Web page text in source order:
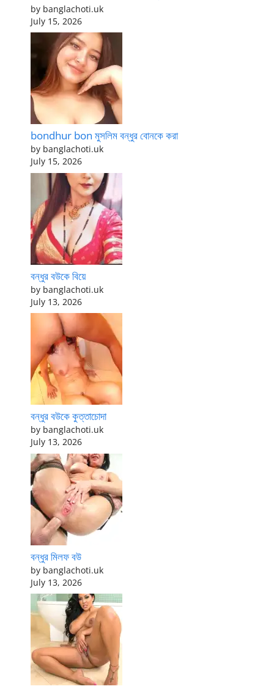
by banglachoti.uk
July 15, 2026
bondhur bon মুসলিম বন্ধুর বোনকে করা
by banglachoti.uk
July 15, 2026
বন্ধুর বউকে বিয়ে
by banglachoti.uk
July 13, 2026
বন্ধুর বউকে কুত্তাচোদা
by banglachoti.uk
July 13, 2026
বন্ধুর মিলফ বউ
by banglachoti.uk
July 13, 2026